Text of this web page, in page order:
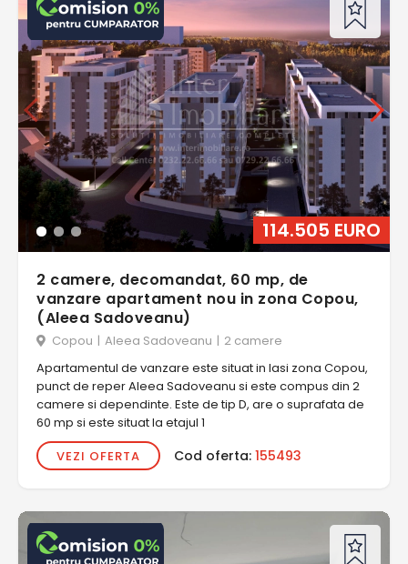
114.505 EURO
2 camere, decomandat, 60 mp, de
vanzare apartament nou in zona Copou,
(Aleea Sadoveanu)
Copou | Aleea Sadoveanu | 2 camere
Apartamentul de vanzare este situat in Iasi zona Copou,
punct de reper Aleea Sadoveanu si este compus din 2
camere si dependinte. Este de tip D, are o suprafata de
60 mp si este situat la etajul 1
VEZI OFERTA
Cod oferta: 155493